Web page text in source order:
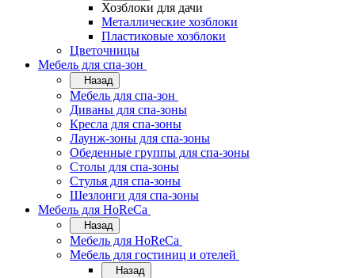
Хозблоки для дачи
Металлические хозблоки
Пластиковые хозблоки
Цветочницы
Мебель для спа-зон
Назад
Мебель для спа-зон
Диваны для спа-зоны
Кресла для спа-зоны
Лаунж-зоны для спа-зоны
Обеденные группы для спа-зоны
Столы для спа-зоны
Стулья для спа-зоны
Шезлонги для спа-зоны
Мебель для HoReCa
Назад
Мебель для HoReCa
Мебель для гостиниц и отелей
Назад